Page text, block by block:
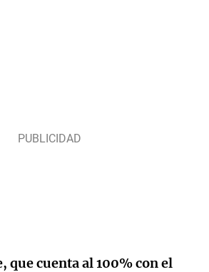
que cuenta al 100% con el